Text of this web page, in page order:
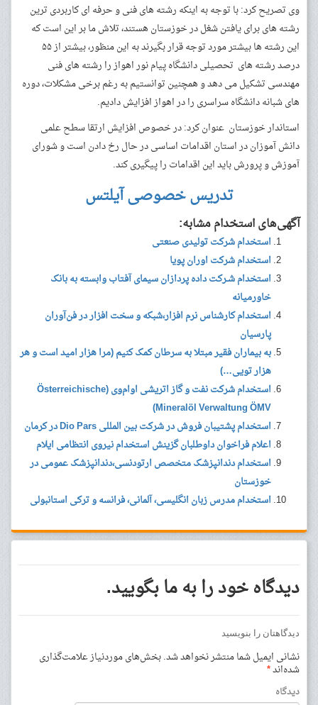
وی تصریح کرد: با توجه به اینکه رشته های فنی و حرفه ای کاربردی ترین
رشته های برای یافتن شغل در خوزستان هستند، تلاش ما بر این است که
این رشته ها بیشتر مورد توجه قرار بگیرند به این منظور، بیشتر از ۵۵
درصد رشته های تحصیلی دانشگاه پیام نور اهواز را رشته های فنی
مهندسی تشکیل می دهد و همچنین توانستیم به رغم برخی مشکلات، دوره
های شبانه دانشگاه سراسری را در اهواز افزایش دادیم.
استاندار خوزستان عنوان کرد: در خصوص افزایش ارتقا سطح علمی
دانش آموزان در استان اقدامات اساسی در حال رخ دادن است و شورای
آموزش و پرورش باید این اقدامات را پیگیری کند.
تدریس خصوصی آیلتس
آگهی‌های استخدام مشابه:
استخدام شرکت تولیدی صنعتی
استخدام شرکت اوران پویا
استخدام شـرکت داده پردازان سیمای آفتاب وابسته به بانک
خاورمیانه
استخدام کارشناس نرم افزار،شبکه و سخت افزار در فن‌آوران
پارسیان
به بیماران فقیر مبتلا به سرطان کمک کنیم (مرا هزار امید است و هر
هزار تویی…)
استخدام شرکت نفت و گاز اتریشی اوام‌وی (Österreichische
Mineralöl Verwaltung ÖMV)
استخدام پشتیبان فروش در شرکت بین المللی Dio Pars در کرمان
اعلام فراخوان داوطلبان گزینش استخدام نیروی انتظامی ایلام
استخدام دندانپزشک متخصص ارتودنسی،دندانپزشک عمومی در
خوزستان
استخدام مدرس زبان انگلیسی، آلمانی، فرانسه و ترکی استانبولی
دیدگاه خود را به ما بگویید.
دیدگاهتان را بنویسید
نشانی ایمیل شما منتشر نخواهد شد.بخش‌های موردنیاز علامت‌گذاری
شده‌اند*
دیدگاه